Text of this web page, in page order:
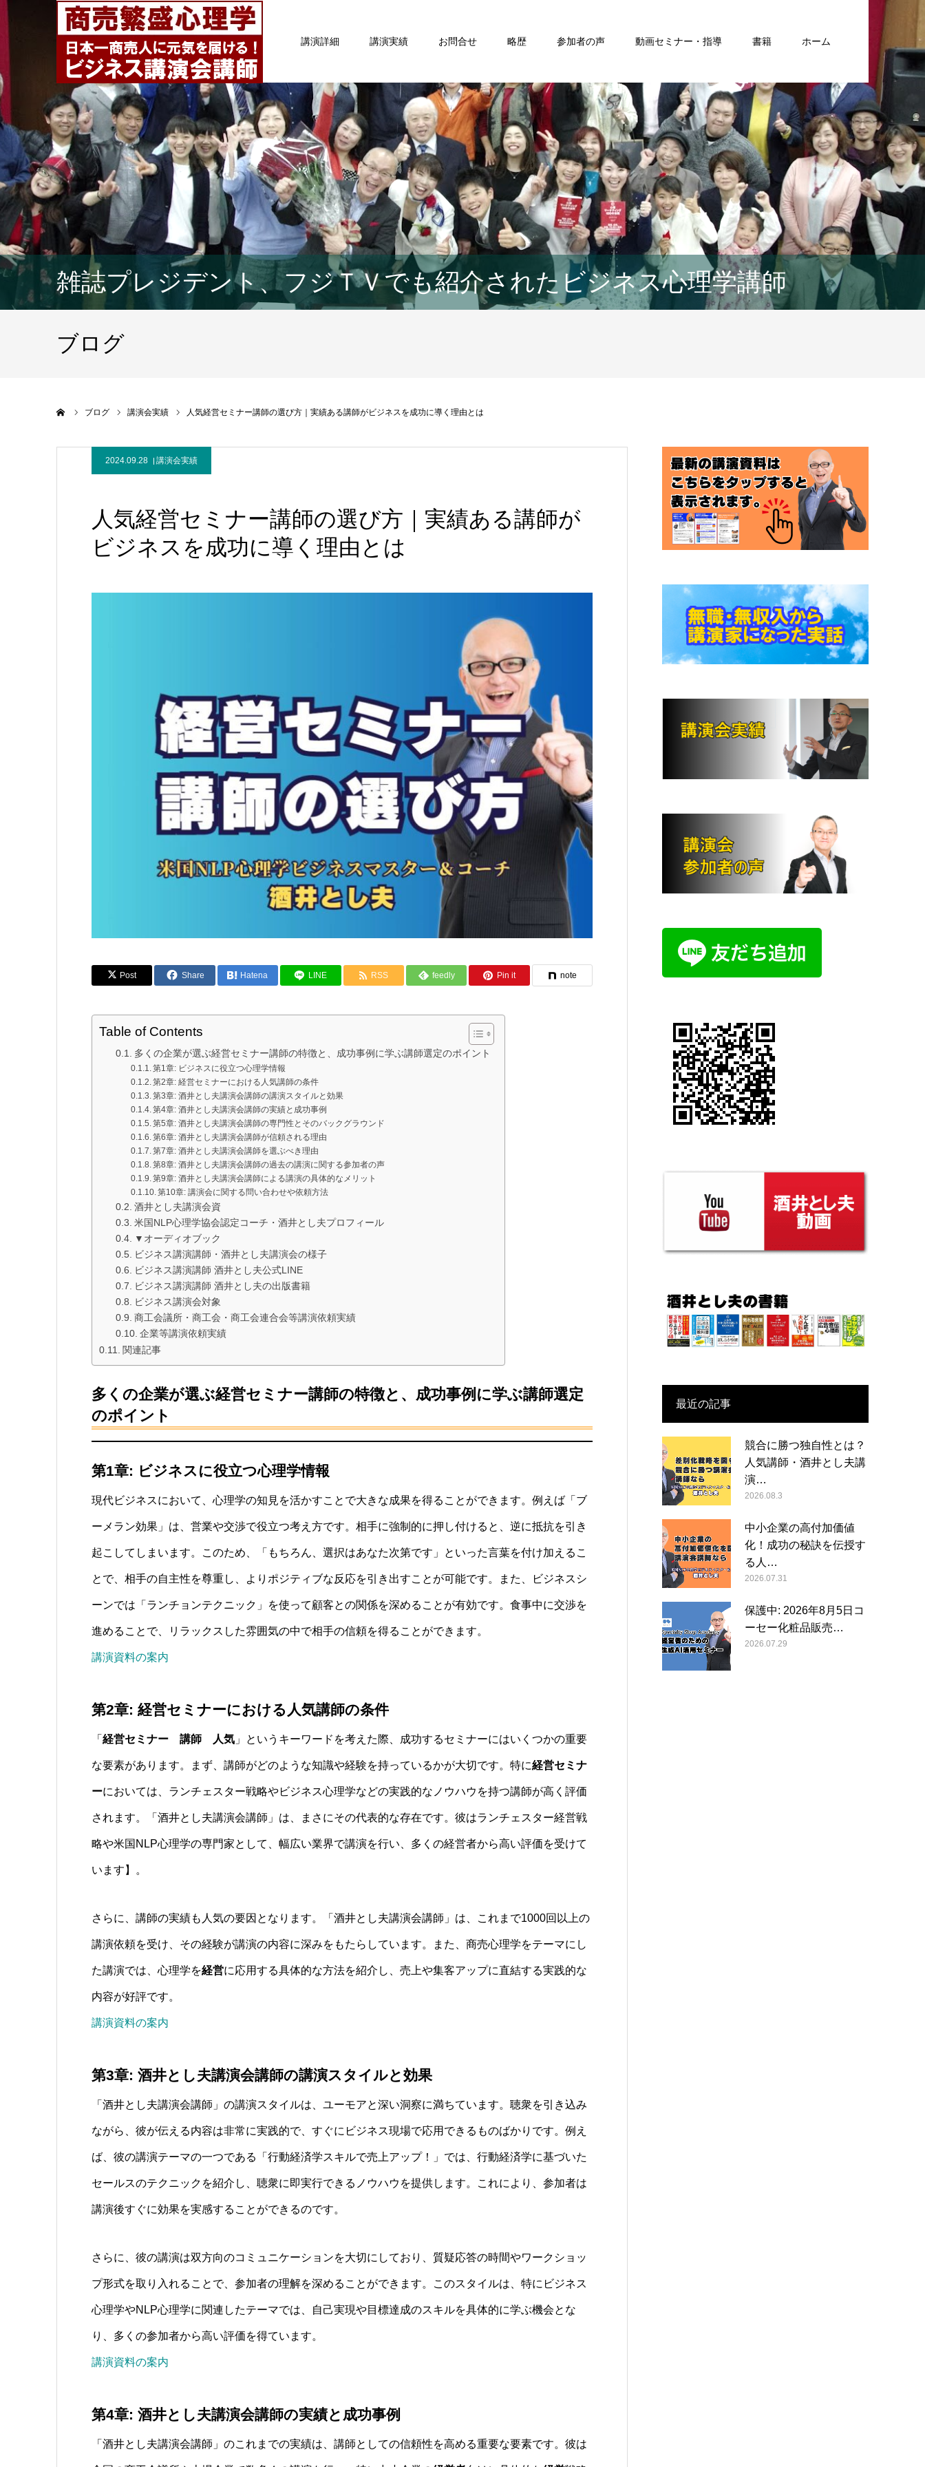
講演詳細 講演実績 お問合せ 略歴 参加者の声 動画セミナー・指導 書籍 ホーム
雑誌プレジデント、フジＴＶでも紹介されたビジネス心理学講師
ブログ
ブログ 講演会実績 人気経営セミナー講師の選び方｜実績ある講師がビジネスを成功に導く理由とは
2024.09.28 講演会実績
人気経営セミナー講師の選び方｜実績ある講師が
ビジネスを成功に導く理由とは
Post Share Hatena LINE RSS feedly Pin it note
Table of Contents
多くの企業が選ぶ経営セミナー講師の特徴と、成功事例に学ぶ講師選定のポイント
第1章: ビジネスに役立つ心理学情報
第2章: 経営セミナーにおける人気講師の条件
第3章: 酒井とし夫講演会講師の講演スタイルと効果
第4章: 酒井とし夫講演会講師の実績と成功事例
第5章: 酒井とし夫講演会講師の専門性とそのバックグラウンド
第6章: 酒井とし夫講演会講師が信頼される理由
第7章: 酒井とし夫講演会講師を選ぶべき理由
第8章: 酒井とし夫講演会講師の過去の講演に関する参加者の声
第9章: 酒井とし夫講演会講師による講演の具体的なメリット
第10章: 講演会に関する問い合わせや依頼方法
酒井とし夫講演会資
米国NLP心理学協会認定コーチ・酒井とし夫プロフィール
▼オーディオブック
ビジネス講演講師・酒井とし夫講演会の様子
ビジネス講演講師 酒井とし夫公式LINE
ビジネス講演講師 酒井とし夫の出版書籍
ビジネス講演会対象
商工会議所・商工会・商工会連合会等講演依頼実績
企業等講演依頼実績
関連記事
多くの企業が選ぶ経営セミナー講師の特徴と、成功事例に学ぶ講師選定
のポイント
第1章: ビジネスに役立つ心理学情報
現代ビジネスにおいて、心理学の知見を活かすことで大きな成果を得ることができます。例えば「ブ
ーメラン効果」は、営業や交渉で役立つ考え方です。相手に強制的に押し付けると、逆に抵抗を引き
起こしてしまいます。このため、「もちろん、選択はあなた次第です」といった言葉を付け加えるこ
とで、相手の自主性を尊重し、よりポジティブな反応を引き出すことが可能です。また、ビジネスシ
ーンでは「ランチョンテクニック」を使って顧客との関係を深めることが有効です。食事中に交渉を
進めることで、リラックスした雰囲気の中で相手の信頼を得ることができます。
講演資料の案内
第2章: 経営セミナーにおける人気講師の条件
「 経営セミナー 講師 人気 」というキーワードを考えた際、成功するセミナーにはいくつかの重要
な要素があります。まず、講師がどのような知識や経験を持っているかが大切です。特に経営セミナ
ーにおいては、ランチェスター戦略やビジネス心理学などの実践的なノウハウを持つ講師が高く評価
されます。「酒井とし夫講演会講師」は、まさにその代表的な存在です。彼はランチェスター経営戦
略や米国NLP心理学の専門家として、幅広い業界で講演を行い、多くの経営者から高い評価を受けて
います】。
さらに、講師の実績も人気の要因となります。「酒井とし夫講演会講師」は、これまで1000回以上の
講演依頼を受け、その経験が講演の内容に深みをもたらしています。また、商売心理学をテーマにし
た講演では、心理学を経営に応用する具体的な方法を紹介し、売上や集客アップに直結する実践的な
内容が好評です。
講演資料の案内
第3章: 酒井とし夫講演会講師の講演スタイルと効果
「酒井とし夫講演会講師」の講演スタイルは、ユーモアと深い洞察に満ちています。聴衆を引き込み
ながら、彼が伝える内容は非常に実践的で、すぐにビジネス現場で応用できるものばかりです。例え
ば、彼の講演テーマの一つである「行動経済学スキルで売上アップ！」では、行動経済学に基づいた
セールスのテクニックを紹介し、聴衆に即実行できるノウハウを提供します。これにより、参加者は
講演後すぐに効果を実感することができるのです。
さらに、彼の講演は双方向のコミュニケーションを大切にしており、質疑応答の時間やワークショッ
プ形式を取り入れることで、参加者の理解を深めることができます。このスタイルは、特にビジネス
心理学やNLP心理学に関連したテーマでは、自己実現や目標達成のスキルを具体的に学ぶ機会とな
り、多くの参加者から高い評価を得ています。
講演資料の案内
第4章: 酒井とし夫講演会講師の実績と成功事例
「酒井とし夫講演会講師」のこれまでの実績は、講師としての信頼性を高める重要な要素です。彼は
最近の記事
競合に勝つ独自性とは？
人気講師・酒井とし夫講
演…
2026.08.3
中小企業の高付加価値
化！成功の秘訣を伝授す
る人…
2026.07.31
保護中: 2026年8月5日コ
ーセー化粧品販売…
2026.07.29